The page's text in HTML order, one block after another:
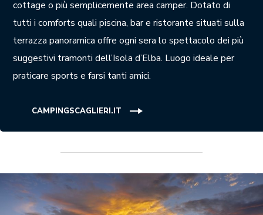
cottage o più semplicemente area camper. Dotato di
tutti i comforts quali piscina, bar e ristorante situati sulla
terrazza panoramica offre ogni sera lo spettacolo dei più
suggestivi tramonti dell’Isola d’Elba. Luogo ideale per
praticare sports e farsi tanti amici.
CAMPINGSCAGLIERI.IT